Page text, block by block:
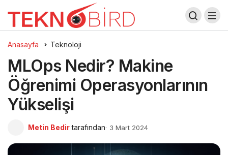
Anasayfa Teknoloji
MLOps Nedir? Makine
Öğrenimi Operasyonlarının
Yükselişi
Metin Bedir tarafından 3 Mart 2024